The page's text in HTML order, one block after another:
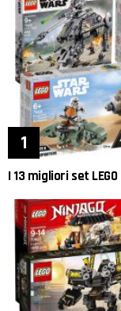
I 13 migliori set